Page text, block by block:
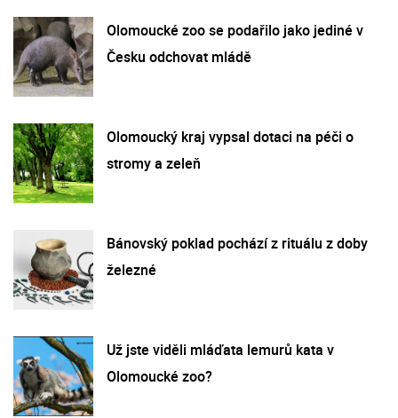
Olomoucké zoo se podařilo jako jediné v
Česku odchovat mládě
Olomoucký kraj vypsal dotaci na péči o
stromy a zeleň
Bánovský poklad pochází z rituálu z doby
železné
Už jste viděli mláďata lemurů kata v
Olomoucké zoo?